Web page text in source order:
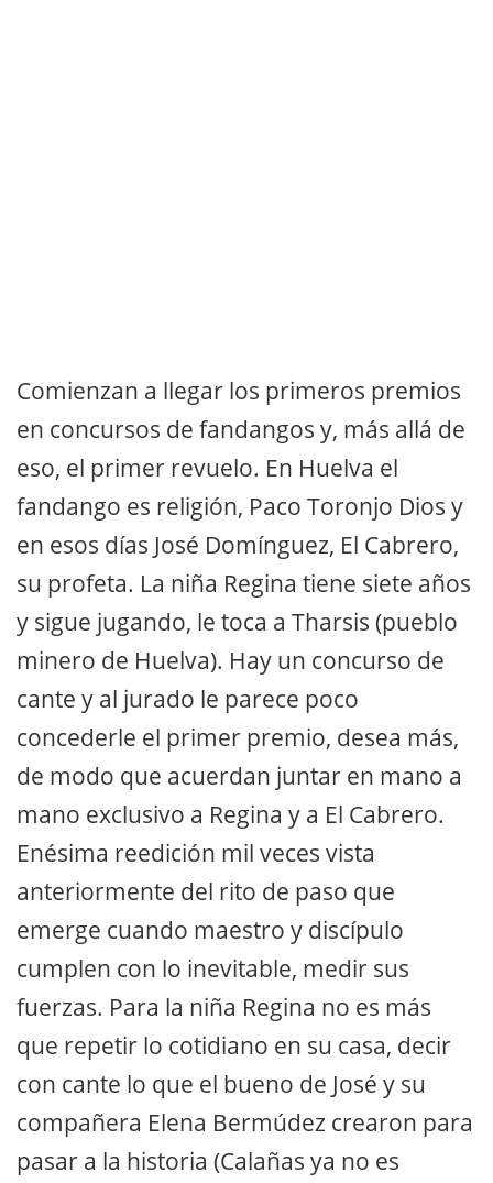
Comienzan a llegar los primeros premios
en concursos de fandangos y, más allá de
eso, el primer revuelo. En Huelva el
fandango es religión, Paco Toronjo Dios y
en esos días José Domínguez, El Cabrero,
su profeta. La niña Regina tiene siete años
y sigue jugando, le toca a Tharsis (pueblo
minero de Huelva). Hay un concurso de
cante y al jurado le parece poco
concederle el primer premio, desea más,
de modo que acuerdan juntar en mano a
mano exclusivo a Regina y a El Cabrero.
Enésima reedición mil veces vista
anteriormente del rito de paso que
emerge cuando maestro y discípulo
cumplen con lo inevitable, medir sus
fuerzas. Para la niña Regina no es más
que repetir lo cotidiano en su casa, decir
con cante lo que el bueno de José y su
compañera Elena Bermúdez crearon para
pasar a la historia (Calañas ya no es